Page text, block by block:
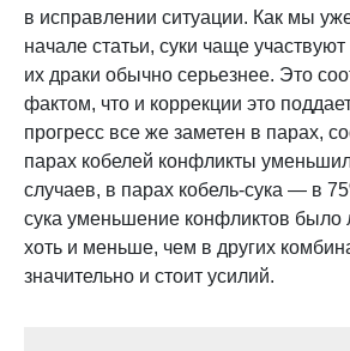
в исправлении ситуации. Как мы
начале статьи, суки чаще
их драки обычно серьезнее. Это
фактом, что и коррекции это
прогресс все же заметен в парах,
парах кобелей конфликты
случаев, в парах кобель-сука — в
сука уменьшение конфликтов было
хоть и меньше, чем в других
значительно и стоит усилий.